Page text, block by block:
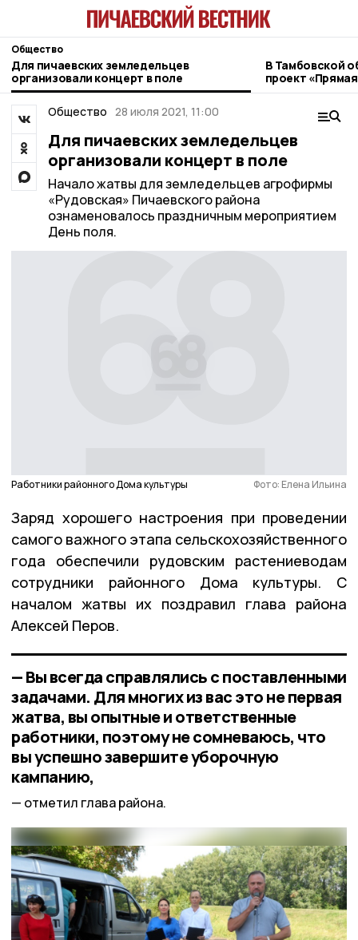
Общество
Для пичаевских земледельцев
организовали концерт в поле
В Тамбовской
проект
ветеранов СВО
Общество 28 июля 2021, 11:00
Для пичаевских земледельцев
организовали концерт в поле
Начало жатвы для земледельцев агрофирмы
«Рудовская» Пичаевского района
ознаменовалось праздничным мероприятием
День поля.
Работники районного Дома культуры Фото: Елена Ильина
Заряд хорошего настроения при проведении
самого важного этапа сельскохозяйственного
года обеспечили рудовским растениеводам
сотрудники районного Дома культуры. С
началом жатвы их поздравил глава района
Алексей Перов.
— Вы всегда справлялись с поставленными
задачами. Для многих из вас это не первая
жатва, вы опытные и ответственные
работники, поэтому не сомневаюсь, что
вы успешно завершите уборочную
кампанию,
отметил глава района.